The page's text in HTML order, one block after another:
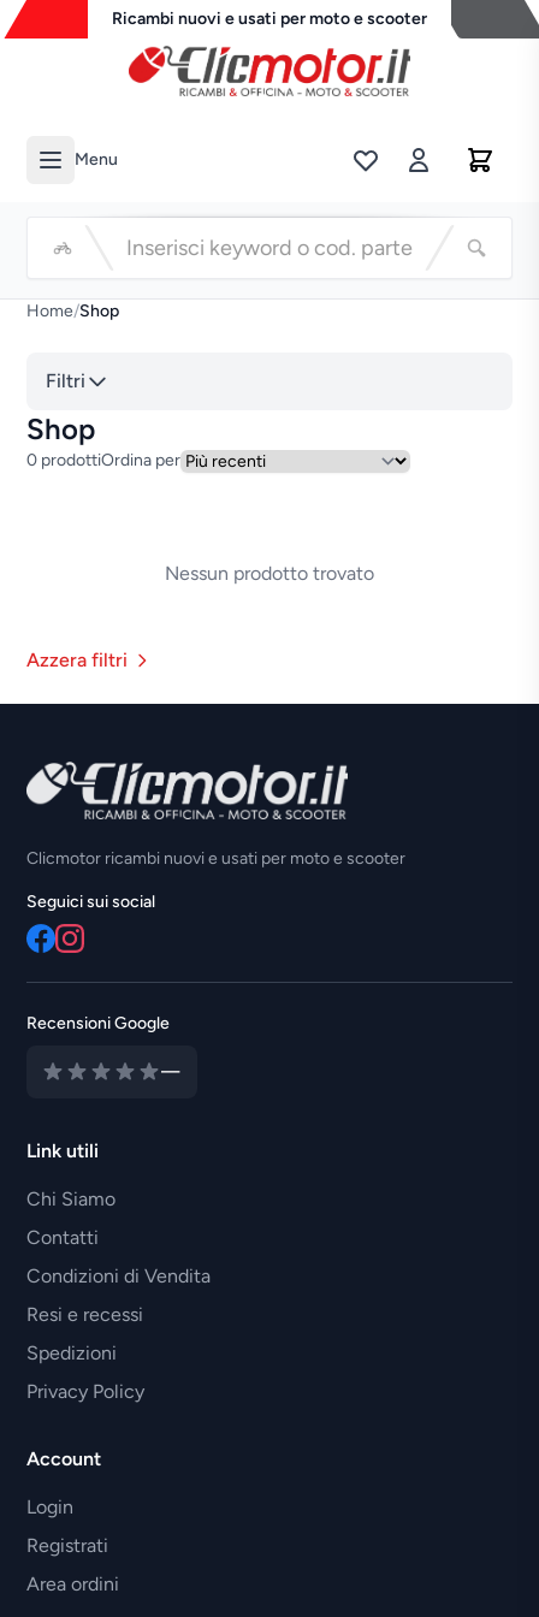
Ricambi nuovi e usati per moto e scooter
Menu
Home/Shop
Filtri
Shop
0 prodottiOrdina per
Nessun prodotto trovato
Azzera filtri
Clicmotor ricambi nuovi e usati per moto e scooter
Seguici sui social
Recensioni Google
—
Link utili
Chi Siamo
Contatti
Condizioni di Vendita
Resi e recessi
Spedizioni
Privacy Policy
Account
Login
Registrati
Area ordini